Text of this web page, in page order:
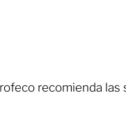
recomienda las